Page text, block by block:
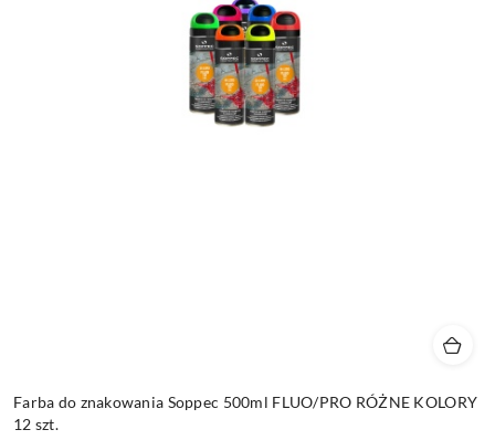
Farba do znakowania Soppec 500ml FLUO/PRO RÓŻNE KOLORY
12 szt.